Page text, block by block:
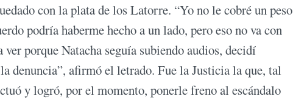
con la plata de los Latorre. “Yo no le cobré un peso
podría haberme hecho a un lado, pero eso no va con
porque Natacha seguía subiendo audios, decidí
denuncia”, afirmó el letrado. Fue la Justicia la que, tal
y logró, por el momento, ponerle freno al escándalo